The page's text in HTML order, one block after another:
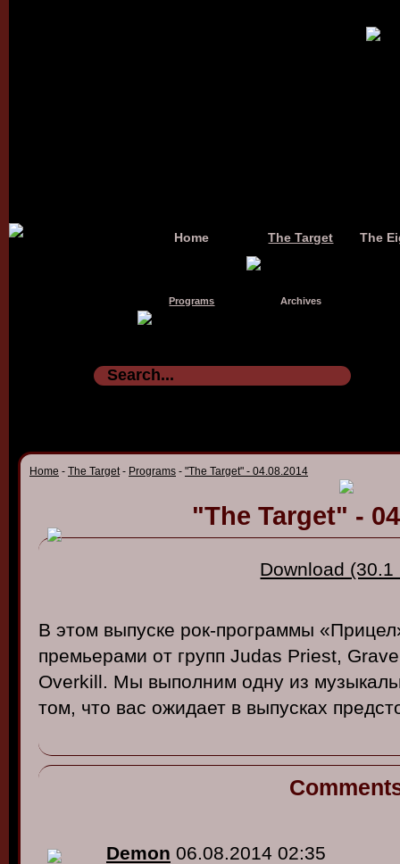
Home The Target The
Programs Archives
Home - The Target- Programs - "The Target" - 04.08.2014
"The Target" -
Download (30.1
В этом выпуске рок-программы
премьерами от групп Judas Priest,
Overkill. Мы выполним одну из
том, что вас ожидает в выпусках
Demon 06.08.2014 02:35